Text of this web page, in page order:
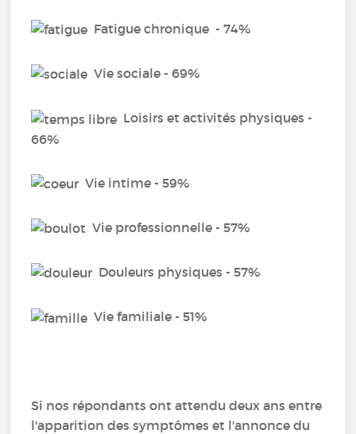
Fatigue chronique - 74%
Vie sociale - 69%
Loisirs et activités physiques -
66%
Vie intime - 59%
Vie professionnelle - 57%
Douleurs physiques - 57%
Vie familiale - 51%
Si nos répondants ont attendu deux ans entre
l'apparition des symptômes et l'annonce du